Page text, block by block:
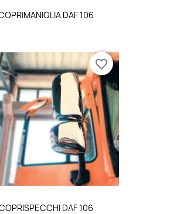
DAF 106
DAF 106
favorite_border